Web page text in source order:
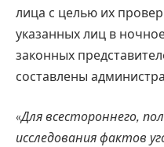
лица с целью их
указанных лиц в
законных
составлены
«Для всестороннего,
исследования фактов